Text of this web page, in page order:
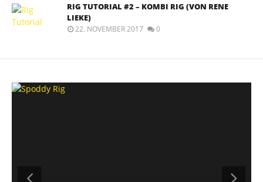
RIG TUTORIAL #2 – KOMBI RIG (VON RENE
LIEKE)
22. NOVEMBER 2017 0